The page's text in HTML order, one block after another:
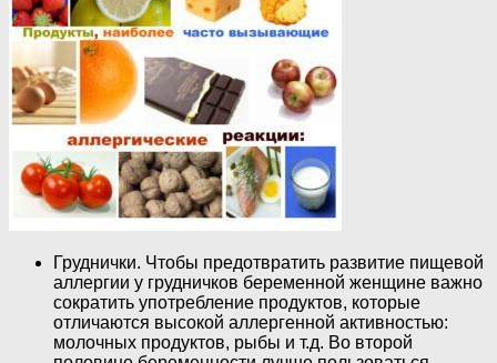
Груднички. Чтобы предотвратить развитие пищевой
аллергии у грудничков беременной женщине важно
сократить употребление продуктов, которые
отличаются высокой аллергенной активностью:
молочных продуктов, рыбы и т.д. Во второй